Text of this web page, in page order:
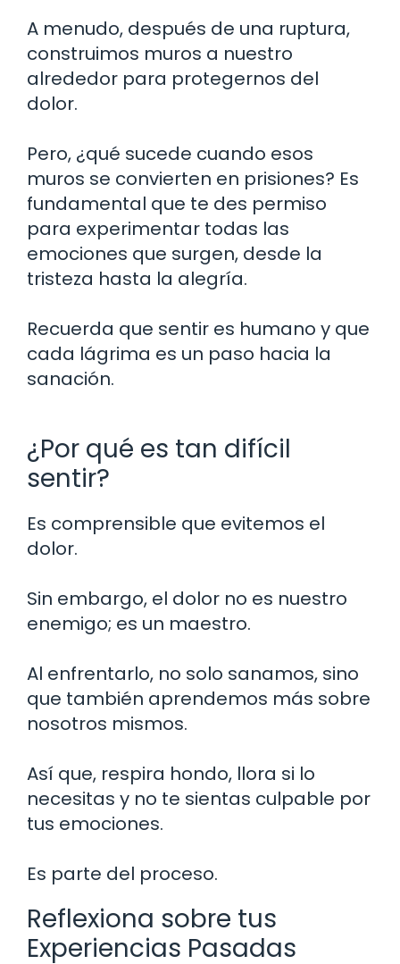
A menudo, después de una ruptura,
construimos muros a nuestro
alrededor para protegernos del
dolor.
Pero, ¿qué sucede cuando esos
muros se convierten en prisiones? Es
fundamental que te des permiso
para experimentar todas las
emociones que surgen, desde la
tristeza hasta la alegría.
Recuerda que sentir es humano y que
cada lágrima es un paso hacia la
sanación.
¿Por qué es tan difícil
sentir?
Es comprensible que evitemos el
dolor.
Sin embargo, el dolor no es nuestro
enemigo; es un maestro.
Al enfrentarlo, no solo sanamos, sino
que también aprendemos más sobre
nosotros mismos.
Así que, respira hondo, llora si lo
necesitas y no te sientas culpable por
tus emociones.
Es parte del proceso.
Reflexiona sobre tus
Experiencias Pasadas